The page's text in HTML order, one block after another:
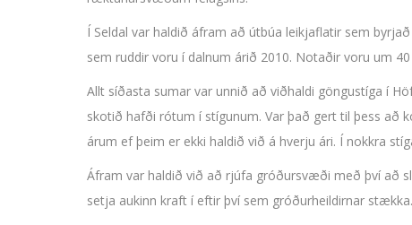
Í Seldal var haldið áfram að útbúa leikjaflatir sem
sem ruddir voru í dalnum árið 2010. Notaðir voru um
Allt síðasta sumar var unnið að viðhaldi göngustíga í
skotið hafði rótum í stígunum. Var það gert til þess að
árum ef þeim er ekki haldið við á hverju ári. Í nokkra
Áfram var haldið við að rjúfa gróðursvæði með því að
setja aukinn kraft í eftir því sem gróðurheildirnar stækka.